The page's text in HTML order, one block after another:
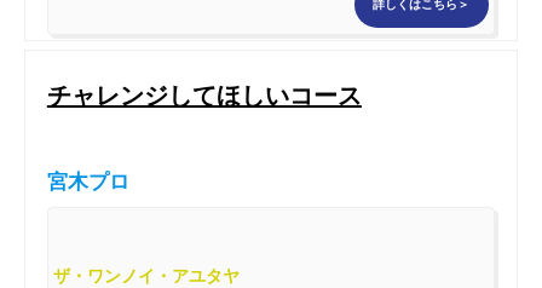
詳しくはこちら＞
チャレンジしてほしいコース
宮木プロ
ザ・ワンノイ・アユタヤ